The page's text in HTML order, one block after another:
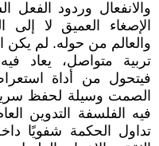
والانفعال وردود الفعل
الإصغاء العميق لا إلى
والعالم من حوله. لم يكن
تربية متواصل، يعاد
فيتحول من أداة
الصمت وسيلة لحفظ
فيه الفلسفة التدوين
تداول الحكمة شفويًا